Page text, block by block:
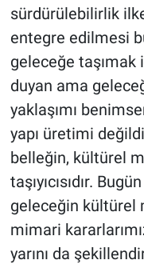
sürdürülebilirlik
entegre edilmesi
geleceğe taşımak
duyan ama
yaklaşımı
yapı üretimi
belleğin, kültürel
taşıyıcısıdır.
geleceğin kültürel
mimari
yarını da